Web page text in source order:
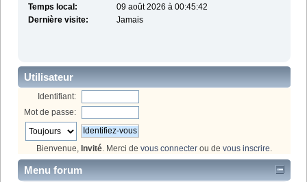
Temps local:
09 août 2026 à 00:45:42
Dernière visite:
Jamais
Utilisateur
Identifiant:
Mot de passe:
Bienvenue, Invité . Merci de vous connecter ou de vous inscrire
Menu forum